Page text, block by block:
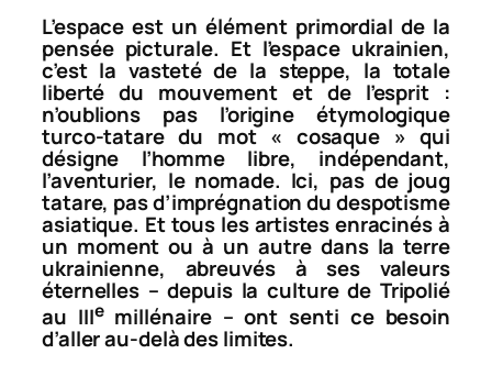
L’espace est un élément primordial de la
pensée picturale. Et l’espace ukrainien,
c’est la vasteté de la steppe, la totale
liberté du mouvement et de l’esprit :
n’oublions pas l’origine étymologique
turco-tatare du mot « cosaque » qui
désigne l’homme libre, indépendant,
l’aventurier, le nomade. Ici, pas de joug
tatare, pas d’imprégnation du despotisme
asiatique. Et tous les artistes enracinés à
un moment ou à un autre dans la terre
ukrainienne, abreuvés à ses valeurs
éternelles – depuis la culture de Tripolié
au IIIemillénaire – ont senti ce besoin
d’aller au-delà des limites.